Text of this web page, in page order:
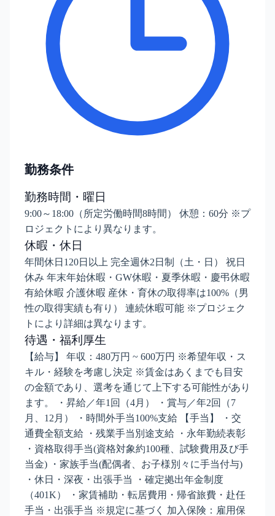
勤務条件
勤務時間・曜日
9:00～18:00（所定労働時間8時間） 休憩：60分 ※プ
ロジェクトにより異なります。
休暇・休日
年間休日120日以上 完全週休2日制（土・日） 祝日
休み 年末年始休暇・GW休暇・夏季休暇・慶弔休暇
有給休暇 介護休暇 産休・育休の取得率は100%（男
性の取得実績も有り） 連続休暇可能 ※プロジェク
トにより詳細は異なります。
待遇・福利厚生
【給与】 年収：480万円 ~ 600万円 ※希望年収・ス
キル・経験を考慮し決定 ※賃金はあくまでも目安
の金額であり、選考を通じて上下する可能性があり
ます。 ・昇給／年1回（4月） ・賞与／年2回（7
月、12月） ・時間外手当100%支給 【手当】 ・交
通費全額支給 ・残業手当別途支給 ・永年勤続表彰
・資格取得手当(資格対象約100種、試験費用及び手
当金) ・家族手当(配偶者、お子様別々に手当付与)
・休日・深夜・出張手当 ・確定拠出年金制度
（401K） ・家賃補助・転居費用・帰省旅費・赴任
手当・出張手当 ※規定に基づく 加入保険：雇用保